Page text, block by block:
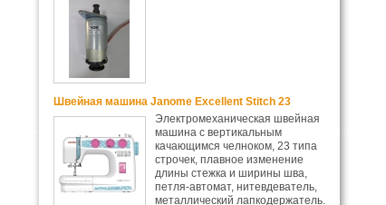
Швейная машина Janome Excellent Stitch 23
Электромеханическая швейная
машина с вертикальным
качающимся челноком, 23 типа
строчек, плавное изменение
длины стежка и ширины шва,
петля-автомат, нитевдеватель,
металлический лапкодержатель.